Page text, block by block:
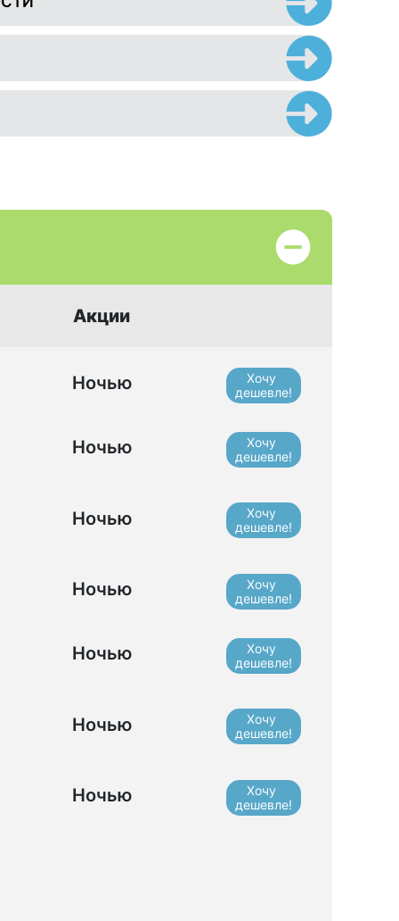
Акции
Ночью
Хочу
дешевле!
Ночью
Хочу
дешевле!
Ночью
Хочу
дешевле!
Ночью
Хочу
дешевле!
Ночью
Хочу
дешевле!
Ночью
Хочу
дешевле!
Ночью
Хочу
дешевле!